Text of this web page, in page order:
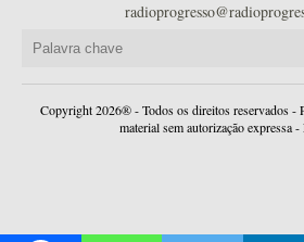
Copyright 2026® - Todos os direitos reservados -
material sem autorização expressa